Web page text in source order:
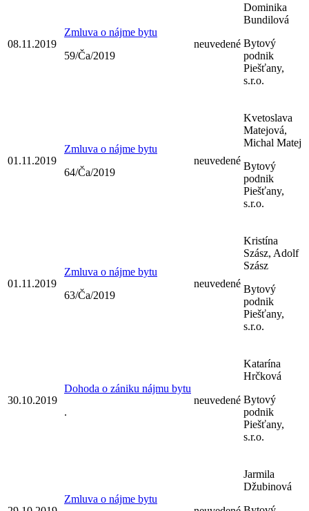
08.11.2019
Zmluva o nájme bytu
59/Ča/2019
neuvedené
Dominika
Bundilová
Bytový
podnik
Piešťany,
s.r.o.
01.11.2019
Zmluva o nájme bytu
64/Ča/2019
neuvedené
Kvetoslava
Matejová,
Michal Matej
Bytový
podnik
Piešťany,
s.r.o.
01.11.2019
Zmluva o nájme bytu
63/Ča/2019
neuvedené
Kristína
Szász, Adolf
Szász
Bytový
podnik
Piešťany,
s.r.o.
30.10.2019
Dohoda o zániku nájmu bytu
.
neuvedené
Katarína
Hrčková
Bytový
podnik
Piešťany,
s.r.o.
Zmluva o nájme bytu
Jarmila
Džubinová